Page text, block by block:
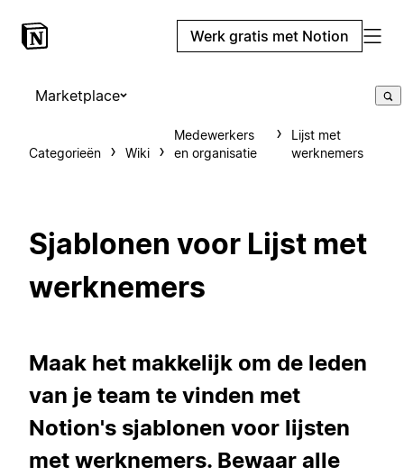
Werk gratis met Notion
Marketplace
Categorieën Wiki
Medewerkers
en organisatie
Lijst met
werknemers
Sjablonen voor Lijst met
werknemers
Maak het makkelijk om de leden
van je team te vinden met
Notion's sjablonen voor lijsten
met werknemers. Bewaar alle